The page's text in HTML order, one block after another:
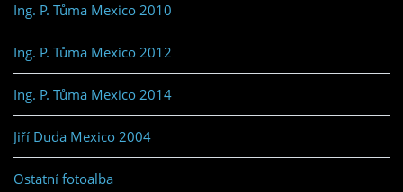
Ing. P. Tůma Mexico 2010
Ing. P. Tůma Mexico 2012
Ing. P. Tůma Mexico 2014
Jiří Duda Mexico 2004
Ostatní fotoalba